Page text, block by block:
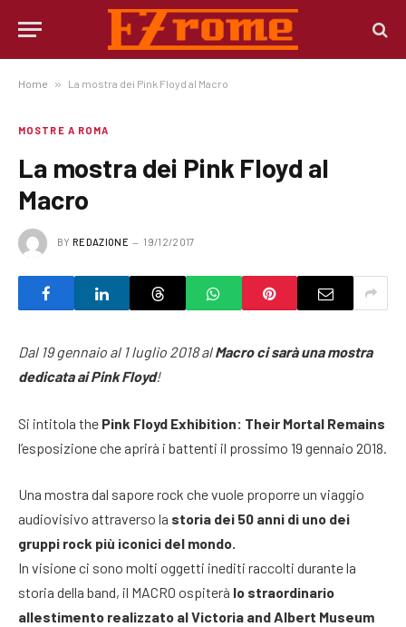
Home » La mostra dei Pink Floyd al Macro
MOSTRE A ROMA
La mostra dei Pink Floyd al
Macro
BY REDAZIONE 19/12/2017
Dal 19 gennaio al 1 luglio 2018 alMacro ci sarà una mostra
dedicata ai Pink Floyd!
Si intitola the Pink Floyd Exhibition: Their Mortal Remains
l’esposizione che aprirà i battenti il prossimo 19 gennaio 2018.
Una mostra dal sapore rock che vuole proporre un viaggio
audiovisivo attraverso la storia dei 50 anni di uno dei
gruppi rock più iconici del mondo.
In visione ci sono molti oggetti inediti raccolti durante la
storia della band, il MACRO ospiterà lo straordinario
allestimento realizzato al Victoria and Albert Museum